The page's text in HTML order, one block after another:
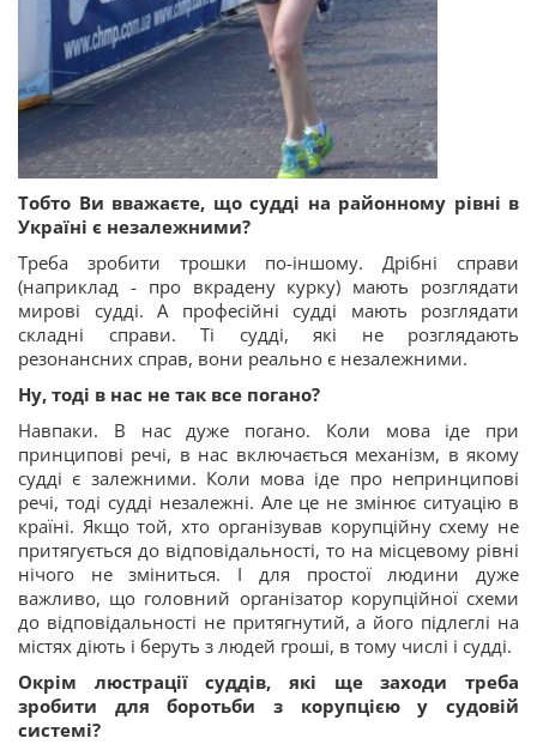
Тобто Ви вважаєте, що судді на районному рівні в
Україні є незалежними?
Треба зробити трошки по-іншому. Дрібні справи
(наприклад - про вкрадену курку) мають розглядати
мирові судді. А професійні судді мають розглядати
складні справи. Ті судді, які не розглядають
резонансних справ, вони реально є незалежними.
Ну, тоді в нас не так все погано?
Навпаки. В нас дуже погано. Коли мова іде при
принципові речі, в нас включається механізм, в якому
судді є залежними. Коли мова іде про непринципові
речі, тоді судді незалежні. Але це не змінює ситуацію в
країні. Якщо той, хто організував корупційну схему не
притягується до відповідальності, то на місцевому рівні
нічого не зміниться. І для простої людини дуже
важливо, що головний організатор корупційної схеми
до відповідальності не притягнутий, а його підлеглі на
містях діють і беруть з людей гроші, в тому числі і судді.
Окрім люстрації суддів, які ще заходи треба
зробити для боротьби з корупцією у судовій
системі?